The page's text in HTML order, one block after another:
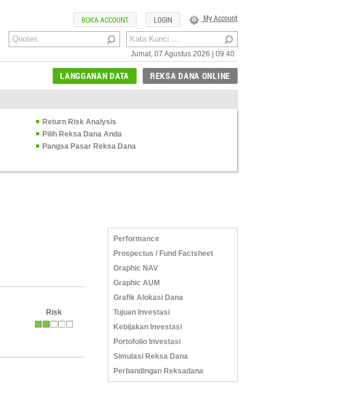
Jumat, 07 Agustus 2026 | 09:40
My Account
LOGIN
BUKA ACCOUNT
REKSA DANA ONLINE
LANGGANAN DATA
Return Risk Analysis
Pilih Reksa Dana Anda
Pangsa Pasar Reksa Dana
Risk
Performance
Prospectus / Fund Factsheet
Graphic NAV
Graphic AUM
Grafik Alokasi Dana
Tujuan Investasi
Kebijakan Investasi
Portofolio Investasi
Simulasi Reksa Dana
Perbandingan Reksadana